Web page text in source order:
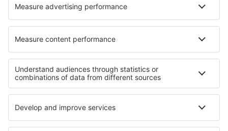
Cele mai bune locuri de cazare - regiuni
Cazare in Mecklenburg Lake Plateau Cazare in Ore Mountains
Cazare in Harz Cazare on East Frisian Islands
Cazare in Lake Constance
Cazare în Kleinwalsertal Cazare în Casanare